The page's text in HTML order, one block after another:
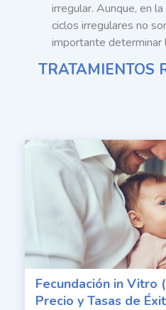
irregular. Aunque, en
ciclos irregulares no
importante determinar
TRATAMIENTOS
Fecundación in Vitro
Precio y Tasas de